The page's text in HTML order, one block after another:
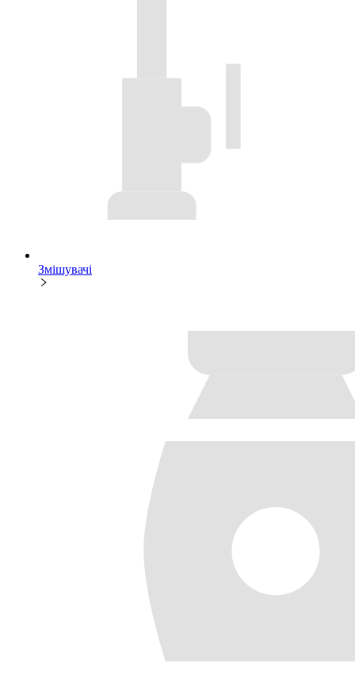
Змішувачі